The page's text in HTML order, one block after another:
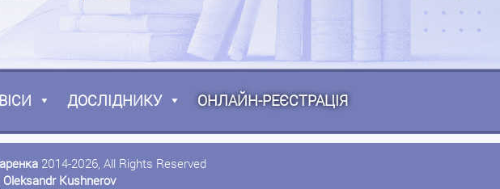
ДОСЛІДНИКУ ОНЛАЙН-РЕЄСТРАЦІЯ
2014-2026, All Rights Reserved
Oleksandr Kushnerov